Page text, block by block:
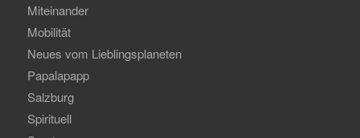
Miteinander
Mobilität
Neues vom Lieblingsplaneten
Papalapapp
Salzburg
Spirituell